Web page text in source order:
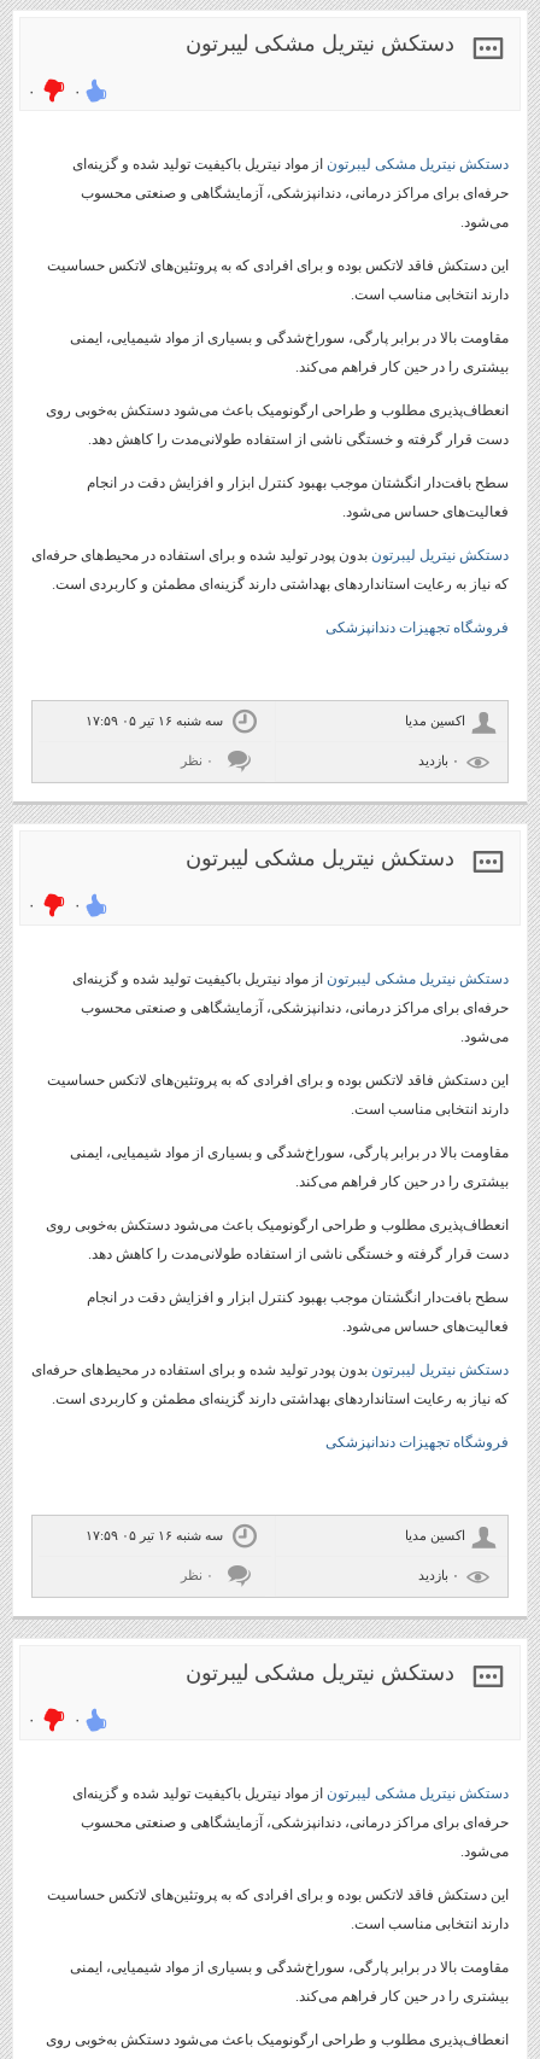
دستکش نیتریل مشکی لیبرتون
۰ ۰
دستکش نیتریل مشکی لیبرتون از مواد نیتریل باکیفیت تولید شده و گزینه‌ای
حرفه‌ای برای مراکز درمانی، دندانپزشکی، آزمایشگاهی و صنعتی محسوب
می‌شود.
این دستکش فاقد لاتکس بوده و برای افرادی که به پروتئین‌های لاتکس حساسیت
دارند انتخابی مناسب است.
مقاومت بالا در برابر پارگی، سوراخ‌شدگی و بسیاری از مواد شیمیایی، ایمنی
بیشتری را در حین کار فراهم می‌کند.
انعطاف‌پذیری مطلوب و طراحی ارگونومیک باعث می‌شود دستکش به‌خوبی روی
دست قرار گرفته و خستگی ناشی از استفاده طولانی‌مدت را کاهش دهد.
سطح بافت‌دار انگشتان موجب بهبود کنترل ابزار و افزایش دقت در انجام
فعالیت‌های حساس می‌شود.
دستکش نیتریل لیبرتون بدون پودر تولید شده و برای استفاده در محیط‌های حرفه‌ای
که نیاز به رعایت استانداردهای بهداشتی دارند گزینه‌ای مطمئن و کاربردی است.
فروشگاه تجهیزات دندانپزشکی
اکسین مدیا سه شنبه ۱۶ تیر ۰۵ ۱۷:۵۹
۰ نظر
دستکش نیتریل مشکی لیبرتون
۰ ۰
دستکش نیتریل مشکی لیبرتون از مواد نیتریل باکیفیت تولید شده و گزینه‌ای
حرفه‌ای برای مراکز درمانی، دندانپزشکی، آزمایشگاهی و صنعتی محسوب
می‌شود.
این دستکش فاقد لاتکس بوده و برای افرادی که به پروتئین‌های لاتکس حساسیت
دارند انتخابی مناسب است.
مقاومت بالا در برابر پارگی، سوراخ‌شدگی و بسیاری از مواد شیمیایی، ایمنی
بیشتری را در حین کار فراهم می‌کند.
انعطاف‌پذیری مطلوب و طراحی ارگونومیک باعث می‌شود دستکش به‌خوبی روی
دست قرار گرفته و خستگی ناشی از استفاده طولانی‌مدت را کاهش دهد.
سطح بافت‌دار انگشتان موجب بهبود کنترل ابزار و افزایش دقت در انجام
فعالیت‌های حساس می‌شود.
دستکش نیتریل لیبرتون بدون پودر تولید شده و برای استفاده در محیط‌های حرفه‌ای
که نیاز به رعایت استانداردهای بهداشتی دارند گزینه‌ای مطمئن و کاربردی است.
فروشگاه تجهیزات دندانپزشکی
اکسین مدیا سه شنبه ۱۶ تیر ۰۵ ۱۷:۵۹
۰ نظر
دستکش نیتریل مشکی لیبرتون
۰ ۰
دستکش نیتریل مشکی لیبرتون از مواد نیتریل باکیفیت تولید شده و گزینه‌ای
حرفه‌ای برای مراکز درمانی، دندانپزشکی، آزمایشگاهی و صنعتی محسوب
می‌شود.
این دستکش فاقد لاتکس بوده و برای افرادی که به پروتئین‌های لاتکس حساسیت
دارند انتخابی مناسب است.
مقاومت بالا در برابر پارگی، سوراخ‌شدگی و بسیاری از مواد شیمیایی، ایمنی
بیشتری را در حین کار فراهم می‌کند.
انعطاف‌پذیری مطلوب و طراحی ارگونومیک باعث می‌شود دستکش به‌خوبی روی